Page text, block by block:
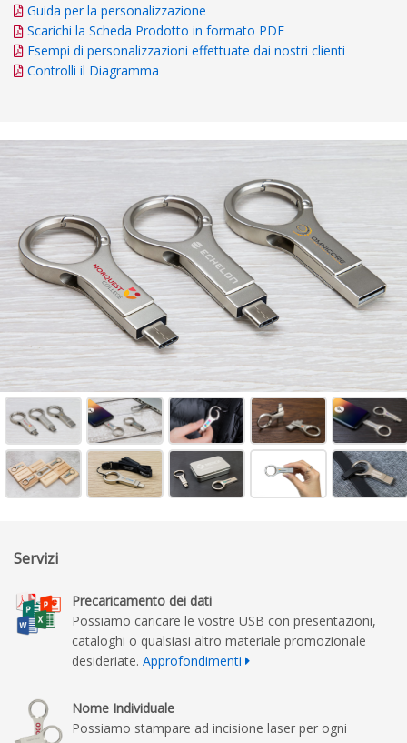
Guida per la personalizzazione
Scarichi la Scheda Prodotto in formato PDF
Esempi di personalizzazioni effettuate dai nostri clienti
Controlli il Diagramma
Servizi
Precaricamento dei dati
Possiamo caricare le vostre USB con presentazioni,
cataloghi o qualsiasi altro materiale promozionale
desideriate. Approfondimenti
Nome Individuale
Possiamo stampare ad incisione laser per ogni